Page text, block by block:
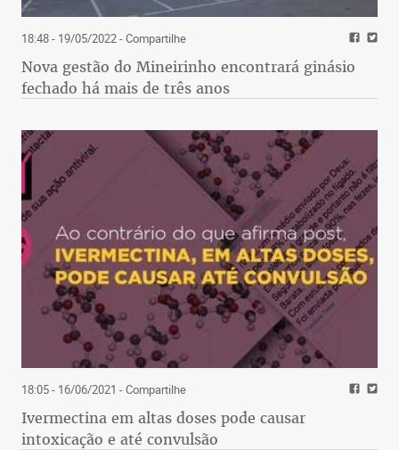
18:48 - 19/05/2022- Compartilhe
Nova gestão do Mineirinho encontrará ginásio
fechado há mais de três anos
18:05 - 16/06/2021 - Compartilhe
Ivermectina em altas doses pode causar
intoxicação e até convulsão